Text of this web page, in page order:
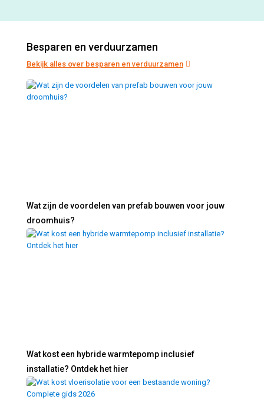
Besparen en verduurzamen
Bekijk alles over besparen en verduurzamen
Wat zijn de voordelen van prefab bouwen voor jouw
droomhuis?
Wat kost een hybride warmtepomp inclusief
installatie? Ontdek het hier